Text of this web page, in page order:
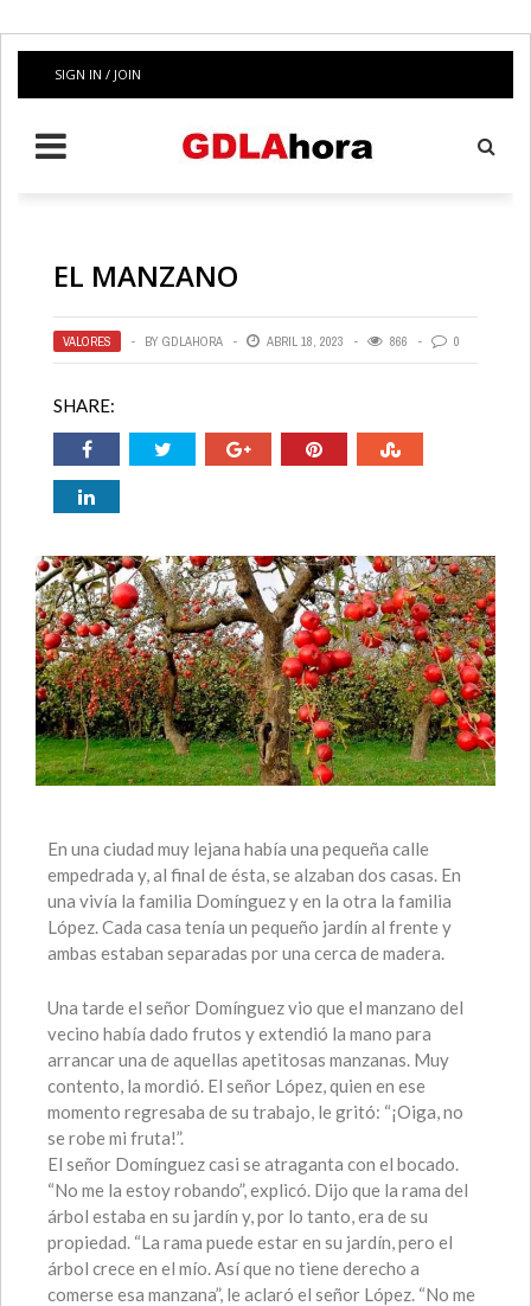
SIGN IN / JOIN
EL MANZANO
VALORES BY GDLAHORA ABRIL 18, 2023 866 0
SHARE:
En una ciudad muy lejana había una pequeña calle
empedrada y, al final de ésta, se alzaban dos casas. En
una vivía la familia Domínguez y en la otra la familia
López. Cada casa tenía un pequeño jardín al frente y
ambas estaban separadas por una cerca de madera.
Una tarde el señor Domínguez vio que el manzano del
vecino había dado frutos y extendió la mano para
arrancar una de aquellas apetitosas manzanas. Muy
contento, la mordió. El señor López, quien en ese
momento regresaba de su trabajo, le gritó: “¡Oiga, no
se robe mi fruta!”.
El señor Domínguez casi se atraganta con el bocado.
“No me la estoy robando”, explicó. Dijo que la rama del
árbol estaba en su jardín y, por lo tanto, era de su
propiedad. “La rama puede estar en su jardín, pero el
árbol crece en el mío. Así que no tiene derecho a
comerse esa manzana”, le aclaró el señor López. “No me